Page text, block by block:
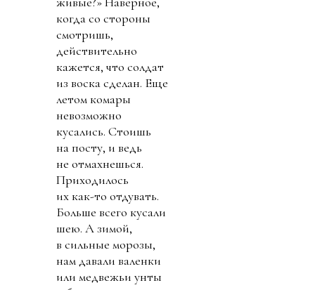
когда со стороны
смотришь,
действительно
кажется, что солдат
из воска сделан. Еще
летом комары
невозможно
кусались. Стоишь
на посту, и ведь
не отмахнешься.
Приходилось
их как-то отдувать.
Больше всего кусали
шею. А зимой,
в сильные морозы,
нам давали валенки
или медвежьи унты